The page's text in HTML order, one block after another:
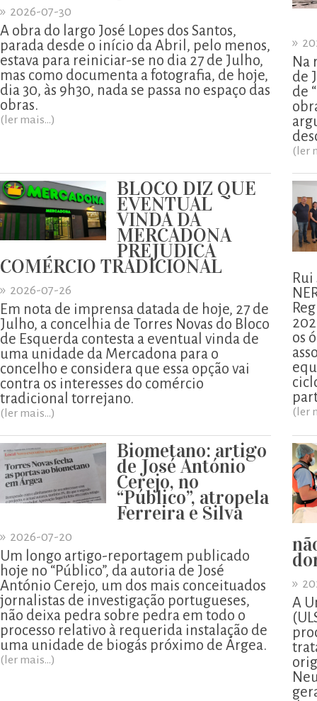
» 2026-07-30
A obra do largo José Lopes dos Santos,
parada desde o início da Abril, pelo menos,
estava para reiniciar-se no dia 27 de Julho,
mas como documenta a fotografia, de hoje,
dia 30, às 9h30, nada se passa no espaço das
obras.
(ler mais...)
»
Na
de
de
(ler
BLOCO DIZ QUE
EVENTUAL
VINDA DA
MERCADONA
PREJUDICA
COMÉRCIO TRADICIONAL
» 2026-07-26
Em nota de imprensa datada de hoje, 27 de
Julho, a concelhia de Torres Novas do Bloco
de Esquerda contesta a eventual vinda de
uma unidade da Mercadona para o
concelho e considera que essa opção vai
contra os interesses do comércio
tradicional torrejano.
(ler mais...)
os
(ler
Biometano: artigo
de José António
Cerejo, no
“Público”, atropela
Ferreira e Silva
» 2026-07-20
Um longo artigo-reportagem publicado
hoje no “Público”, da autoria de José
António Cerejo, um dos mais conceituados
jornalistas de investigação portugueses,
não deixa pedra sobre pedra em todo o
processo relativo à requerida instalação de
uma unidade de biogás próximo de Árgea.
(ler mais...)
»
A